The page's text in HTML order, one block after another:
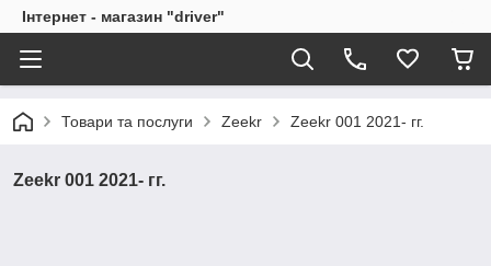
Інтернет - магазин "driver"
Товари та послуги Zeekr Zeekr 001 2021- гг.
Zeekr 001 2021- гг.